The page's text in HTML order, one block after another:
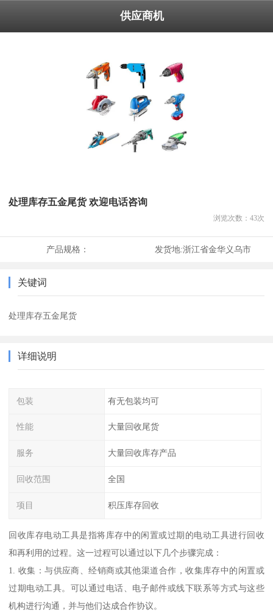
供应商机
处理库存五金尾货 欢迎电话咨询
浏览次数： 43次
产品规格： 发货地:浙江省金华义乌市
关键词
处理库存五金尾货
详细说明
包装 有无包装均可
性能 大量回收尾货
服务 大量回收库存产品
回收范围 全国
项目 积压库存回收
回收库存电动工具是指将库存中的闲置或过期的电动工具进行回收
和再利用的过程。这一过程可以通过以下几个步骤完成：
1. 收集：与供应商、经销商或其他渠道合作，收集库存中的闲置或
过期电动工具。可以通过电话、电子邮件或线下联系等方式与这些
机构进行沟通，并与他们达成合作协议。